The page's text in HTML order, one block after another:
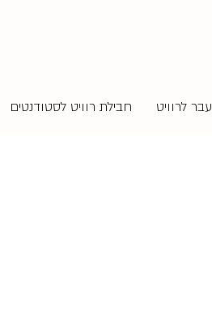
לרוויט חבילת רוויט לסטודנטים